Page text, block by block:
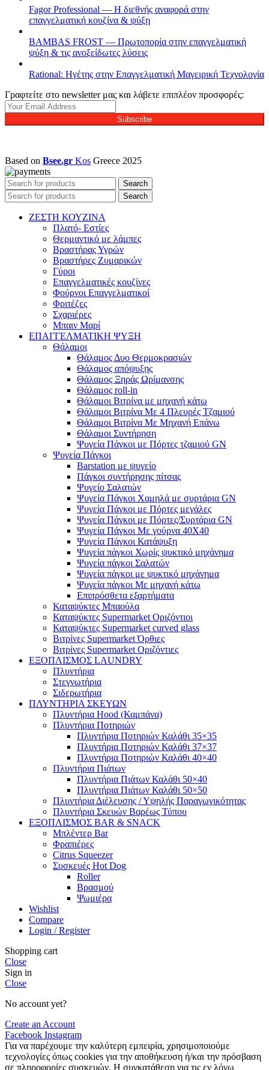
Fagor Professional — Η διεθνής αναφορά στην
επαγγελματική κουζίνα & ψύξη
BAMBAS FROST — Πρωτοπορία στην επαγγελματική
ψύξη & τις ανοξείδωτες λύσεις
Rational: Ηγέτης στην Επαγγελματική Μαγειρική Τεχνολογία
Γραφτείτε στο newsletter μας και λάβετε επιπλέον προσφορές:
Subscribe
Based on Bsee.gr Kos Greece 2025
Search
Search
ΖΕΣΤΗ ΚΟΥΖΙΝΑ
Πλατό- Εστίες
Θερμαντικό με λάμπες
Βραστήρας Υγρών
Βραστήρες Ζυμαρικών
Γύροι
Επαγγελματικές κουζίνες
Φούρνοι Επαγγελματικοί
Φριτέζες
Σχαριέρες
Μπαιν Μαρί
ΕΠΑΓΓΕΛΜΑΤΙΚΗ ΨΥΞΗ
Θάλαμοι
Θάλαμος Δυο Θερμοκρασιών
Θάλαμος απόψυξης
Θάλαμος Ξηράς Ωρίμανσης
Θάλαμος roll-in
Θάλαμοι Βιτρίνα με μηχανή κάτω
Θάλαμοι Βιτρίνα Με 4 Πλευρές Τζαμιού
Θάλαμοι Βιτρίνα Με Μηχανή Επάνω
Θάλαμοι Συντήρηση
Ψυγεία Πάγκοι με Πόρτες τζαμιού GN
Ψυγεία Πάγκοι
Barstation με ψυγείο
Πάγκοι συντήρησης πίτσας
Ψυγείο Σαλατών
Ψυγεία Πάγκοι Χαμηλά με συρτάρια GN
Ψυγεία Πάγκοι με Πόρτες μεγάλες
Ψυγεία Πάγκοι με Πόρτες/Συρτάρια GN
Ψυγεία Πάγκοι Με γούρνα 40Χ40
Ψυγεία Πάγκοι Κατάψυξη
Ψυγεία πάγκοι Χωρίς ψυκτικό μηχάνημα
Ψυγεία πάγκοι Σαλατών
Ψυγεία πάγκοι με ψυκτικό μηχάνημα
Ψυγεία πάγκοι Με μηχανή κάτω
Επιπρόσθετα εξαρτήματα
Καταψύκτες Μπαούλα
Καταψύκτες Supermarket Οριζόντιοι
Καταψύκτες Supermarket curved glass
Βιτρίνες Supermarket Όρθιες
Βιτρίνες Supermarket Οριζόντιες
ΕΞΟΠΛΙΣΜΟΣ LAUNDRY
Πλυντήρια
Στεγνωτήρια
Σιδερωτήρια
ΠΛΥΝΤΗΡΙΑ ΣΚΕΥΩΝ
Πλυντήρια Hood (Καμπάνα)
Πλυντήρια Ποτηριών
Πλυντήρια Ποτηριών Καλάθι 35×35
Πλυντήρια Ποτηριών Καλάθι 37×37
Πλυντήρια Ποτηριών Καλάθι 40×40
Πλυντήρια Πιάτων
Πλυντήρια Πιάτων Καλάθι 50×40
Πλυντήρια Πιάτων Καλάθι 50×50
Πλυντήρια Διέλευσης / Υψηλής Παραγωγικότητας
Πλυντήρια Σκευών Βαρέως Τύπου
ΕΞΟΠΛΙΣΜΟΣ BAR & SNACK
Μπλέντερ Bar
Φραπιέρες
Citrus Squeezer
Συσκευές Hot Dog
Roller
Βρασμού
Ψωμιέρα
Wishlist
Compare
Login / Register
Shopping cart
Close
Sign in
Close
No account yet?
Create an Account
Facebook Instagram
Για να παρέχουμε την καλύτερη εμπειρία, χρησιμοποιούμε
τεχνολογίες όπως cookies για την αποθήκευση ή/και την πρόσβαση
σε πληροφορίες συσκευών. Η συγκατάθεση για τις εν λόγω